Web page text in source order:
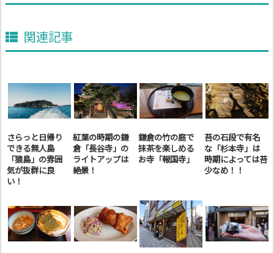
関連記事
さらっと日帰り
できる無人島
「猿島」の雰囲
気が抜群に良
い！
紅葉の時期の鎌
倉「長谷寺」の
ライトアップは
絶景！
鎌倉の竹の庭で
抹茶を楽しめる
お寺「報国寺」
苔の石段で有名
な「杉本寺」は
時期によっては苔
少なめ！！